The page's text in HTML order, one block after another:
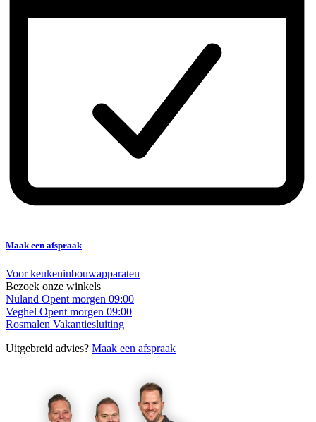
Maak een afspraak
Voor keukeninbouwapparaten
Bezoek onze winkels
Nuland Opent morgen 09:00
Veghel Opent morgen 09:00
Rosmalen Vakantiesluiting
Uitgebreid advies? Maak een afspraak